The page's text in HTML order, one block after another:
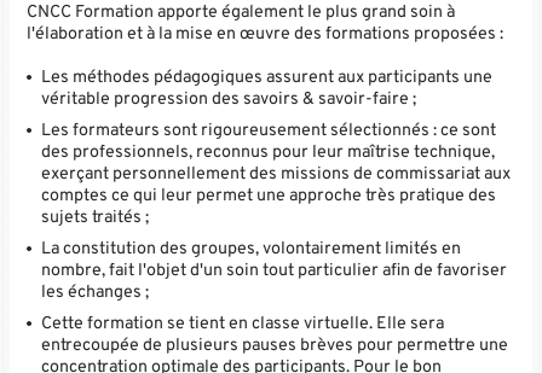
CNCC Formation apporte également le plus grand soin à
l'élaboration et à la mise en œuvre des formations proposées :
Les méthodes pédagogiques assurent aux participants une
véritable progression des savoirs & savoir-faire ;
Les formateurs sont rigoureusement sélectionnés : ce sont
des professionnels, reconnus pour leur maîtrise technique,
exerçant personnellement des missions de commissariat aux
comptes ce qui leur permet une approche très pratique des
sujets traités ;
La constitution des groupes, volontairement limités en
nombre, fait l'objet d'un soin tout particulier afin de favoriser
les échanges ;
Cette formation se tient en classe virtuelle. Elle sera
entrecoupée de plusieurs pauses brèves pour permettre une
concentration optimale des participants. Pour le bon